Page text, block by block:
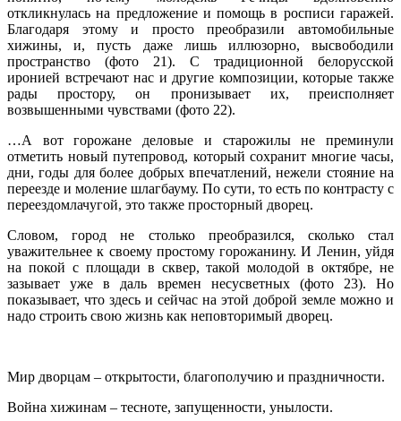
откликнулась на предложение и помощь в росписи гаражей.
Благодаря этому и просто преобразили автомобильные
хижины, и, пусть даже лишь иллюзорно, высвободили
пространство (фото 21). С традиционной белорусской
иронией встречают нас и другие композиции, которые также
рады простору, он пронизывает их, преисполняет
возвышенными чувствами (фото 22).
…А вот горожане деловые и старожилы не преминули
отметить новый путепровод, который сохранит многие часы,
дни, годы для более добрых впечатлений, нежели стояние на
переезде и моление шлагбауму. По сути, то есть по контрасту с
переездом­лачугой, это также просторный дворец.
Словом, город не столько преобразился, сколько стал
уважительнее к своему простому горожанину. И Ленин, уйдя
на покой с площади в сквер, такой молодой в октябре, не
зазывает уже в даль времен несусветных (фото 23). Но
показывает, что здесь и сейчас на этой доброй земле можно и
надо строить свою жизнь как неповторимый дворец.
Мир дворцам – открытости, благополучию и праздничности.
Война хижинам – тесноте, запущенности, унылости.